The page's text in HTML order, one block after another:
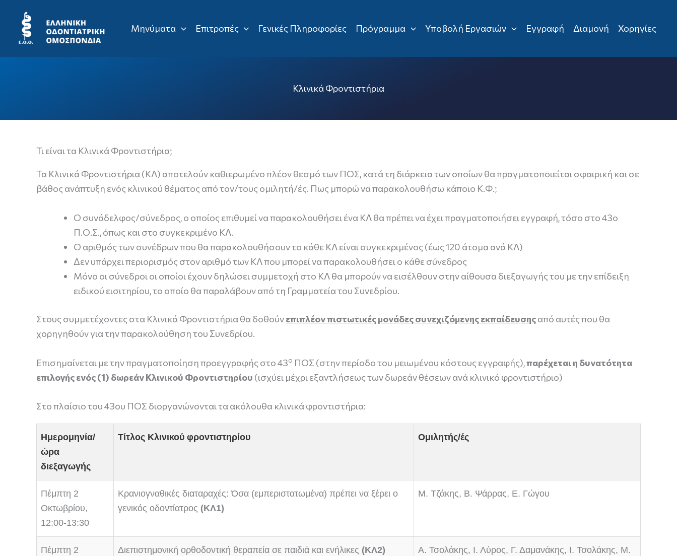
περιεχόμενο
Μηνύματα Επιτροπές Γενικές Πληροφορίες Πρόγραμμα Υποβολή Εργασιών Εγγραφή Διαμονή Χορηγίες
Κλινικά Φροντιστήρια
Τι είναι τα Κλινικά Φροντιστήρια;
Τα Κλινικά Φροντιστήρια (ΚΛ) αποτελούν καθιερωμένο πλέον θεσμό των ΠΟΣ, κατά τη διάρκεια των οποίων θα πραγματοποιείται σφαιρική και σε
βάθος ανάπτυξη ενός κλινικού θέματος από τον/τους ομιλητή/ές. Πως μπορώ να παρακολουθήσω κάποιο Κ.Φ.;
Ο συνάδελφος/σύνεδρος, ο οποίος επιθυμεί να παρακολουθήσει ένα ΚΛ θα πρέπει να έχει πραγματοποιήσει εγγραφή, τόσο στο 43ο
Π.Ο.Σ., όπως και στο συγκεκριμένο ΚΛ.
Ο αριθμός των συνέδρων που θα παρακολουθήσουν το κάθε ΚΛ είναι συγκεκριμένος (έως 120 άτομα ανά ΚΛ)
Δεν υπάρχει περιορισμός στον αριθμό των ΚΛ που μπορεί να παρακολουθήσει ο κάθε σύνεδρος
Μόνο οι σύνεδροι οι οποίοι έχουν δηλώσει συμμετοχή στο ΚΛ θα μπορούν να εισέλθουν στην αίθουσα διεξαγωγής του με την επίδειξη
ειδικού εισιτηρίου, το οποίο θα παραλάβουν από τη Γραμματεία του Συνεδρίου.
Στους συμμετέχοντες στα Κλινικά Φροντιστήρια θα δοθούνεπιπλέον πιστωτικές μονάδες συνεχιζόμενης εκπαίδευσηςαπό αυτές που θα
χορηγηθούν για την παρακολούθηση του Συνεδρίου.
Επισημαίνεται με την πραγματοποίηση προεγγραφής στο 43ο ΠΟΣ (στην περίοδο του μειωμένου κόστους εγγραφής),παρέχεται η δυνατότητα
επιλογής ενός (1) δωρεάν Κλινικού Φροντιστηρίου (ισχύει μέχρι εξαντλήσεως των δωρεάν θέσεων ανά κλινικό φροντιστήριο)
Στο πλαίσιο του 43ου ΠΟΣ διοργανώνονται τα ακόλουθα κλινικά φροντιστήρια:
Ημερομηνία/
ώρα
διεξαγωγής
Τίτλος Κλινικού φροντιστηρίου Ομιλητής/ές
Πέμπτη 2
Οκτωβρίου,
12:00-13:30
Κρανιογναθικές διαταραχές: Όσα (εμπεριστατωμένα) πρέπει να ξέρει ο
γενικός οδοντίατρος (ΚΛ1)
Μ. Τζάκης, Β. Ψάρρας, Ε. Γώγου
Πέμπτη 2
Διεπιστημονική ορθοδοντική θεραπεία σε παιδιά και ενήλικες (ΚΛ2)
Α. Τσολάκης, Ι. Λύρος, Γ. Δαμανάκης, Ι. Τσολάκης, Μ.